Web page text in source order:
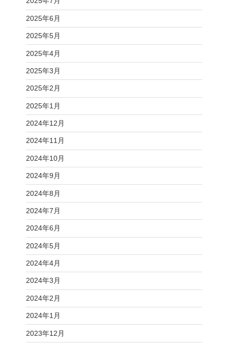
2025年6月
2025年5月
2025年4月
2025年3月
2025年2月
2025年1月
2024年12月
2024年11月
2024年10月
2024年9月
2024年8月
2024年7月
2024年6月
2024年5月
2024年4月
2024年3月
2024年2月
2024年1月
2023年12月